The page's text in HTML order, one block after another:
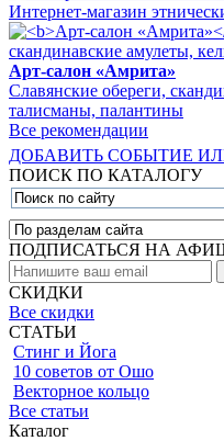
Интернет-магазин
Арт-салон «Амрита»
Славянские обереги,
талисманы, палантины
Все рекомендации
ДОБАВИТЬ СОБЫТИЕ
ПОИСК ПО КАТАЛОГУ
ПОДПИСАТЬСЯ НА
СКИДКИ
Все скидки
СТАТЬИ
Стинг и Йога
10 советов от Ошо
Векторное кольцо
Все статьи
Каталог